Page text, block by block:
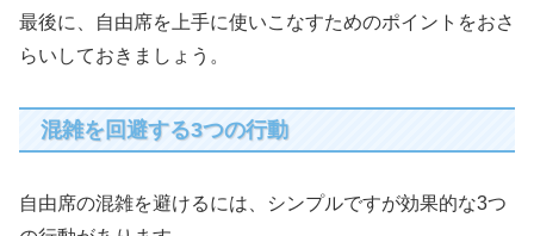
最後に、自由席を上手に使いこなすためのポイントをおさ
らいしておきましょう。
混雑を回避する3つの行動
自由席の混雑を避けるには、シンプルですが効果的な3つ